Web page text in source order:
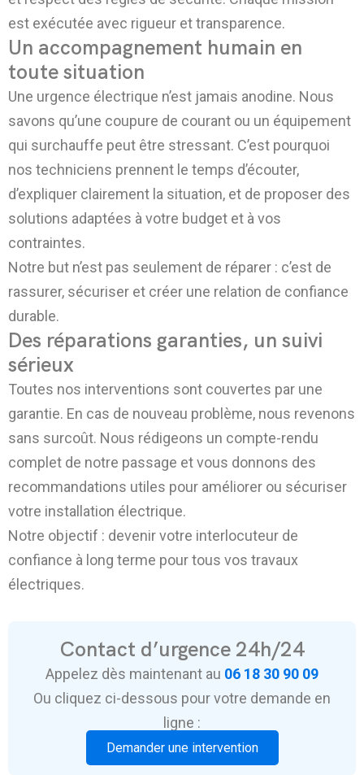
est exécutée avec rigueur et transparence.
Un accompagnement humain en
toute situation
Une urgence électrique n’est jamais anodine. Nous
savons qu’une coupure de courant ou un équipement
qui surchauffe peut être stressant. C’est pourquoi
nos techniciens prennent le temps d’écouter,
d’expliquer clairement la situation, et de proposer des
solutions adaptées à votre budget et à vos
contraintes.
Notre but n’est pas seulement de réparer : c’est de
rassurer, sécuriser et créer une relation de confiance
durable.
Des réparations garanties, un suivi
sérieux
Toutes nos interventions sont couvertes par une
garantie. En cas de nouveau problème, nous revenons
sans surcoût. Nous rédigeons un compte-rendu
complet de notre passage et vous donnons des
recommandations utiles pour améliorer ou sécuriser
votre installation électrique.
Notre objectif : devenir votre interlocuteur de
confiance à long terme pour tous vos travaux
électriques.
Contact d’urgence 24h/24
Appelez dès maintenant au 06 18 30 90 09
Ou cliquez ci-dessous pour votre demande en
ligne :
Demander une intervention